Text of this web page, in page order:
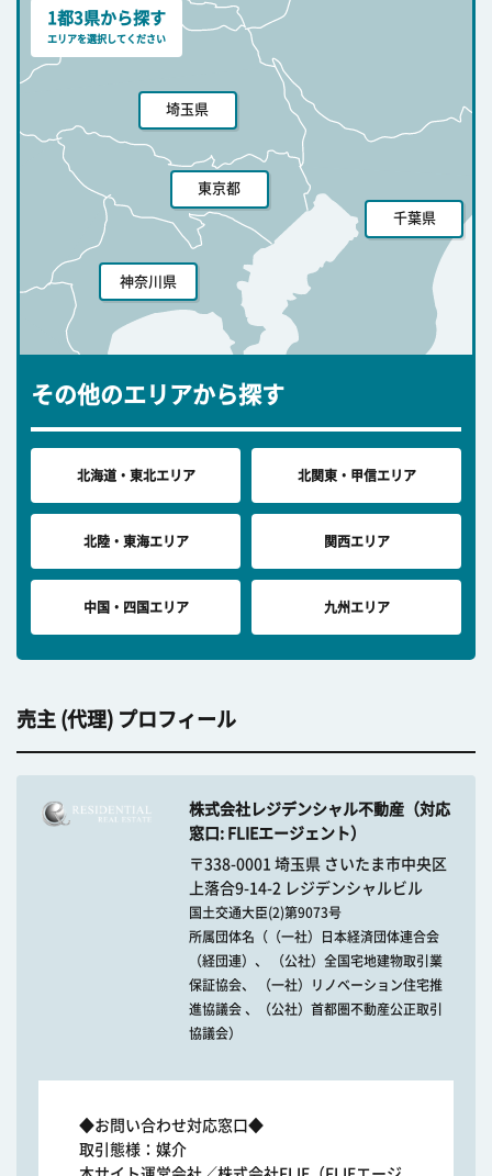
1都3県から探す
エリアを選択してください
埼玉県
東京都
千葉県
神奈川県
その他のエリアから探す
北海道・東北エリア 北関東・甲信エリア
北陸・東海エリア 関西エリア
中国・四国エリア 九州エリア
売主 (代理) プロフィール
株式会社レジデンシャル不動産（対応
窓口: FLIEエージェント）
〒338-0001 埼玉県 さいたま市中央区
上落合9-14-2 レジデンシャルビル
国土交通大臣(2)第9073号
所属団体名（（一社）日本経済団体連合会
（経団連）、 （公社）全国宅地建物取引業
保証協会、 （一社）リノベーション住宅推
進協議会 、（公社）首都圏不動産公正取引
協議会）
◆お問い合わせ対応窓口◆
取引態様：媒介